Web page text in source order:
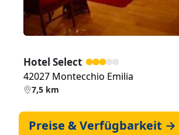
Hotel Select
42027 Montecchio Emilia
7,5 km
Preise & Verfügbarkeit →